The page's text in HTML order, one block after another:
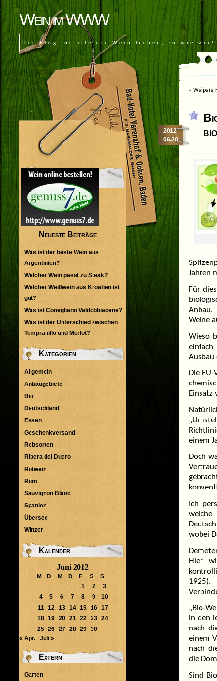
Wein im WWW
Der Blog für alle die Wein lieben, so wie wir!
« Waipara
2012
06.20
Jahren
Für
Anbau.
Weine
Wieso
Ausbau
Die
Einsatz
einem
Doch
Ich
wobei
Hier
1925).
„Bio-
in den
nach
einem
nach
die
Sind
Neueste Beiträge
Was ist der beste Wein aus
Argentinien?
Welcher Wein passt zu Steak?
Welcher Weißwein aus Kroatien ist
gut?
Was ist Conegliano Valdobbiadene?
Was ist der Unterschied zwischen
Tempranillo und Merlot?
Kategorien
Allgemein
Anbaugebiete
Bio
Deutschland
Essen
Geschenkversand
Rebsorten
Ribera del Duero
Rotwein
Rum
Sauvignon Blanc
Spanien
Übersee
Winzer
Kalender
Juni 2012
M D M D F S
S
1
2
3
4
5 6 7 8 9
10
11
12 13 14 15 16
17
18 19 20 21 22 23
24
25 26 27 28 29
30
« Apr.
Juli »
Extern
Garten